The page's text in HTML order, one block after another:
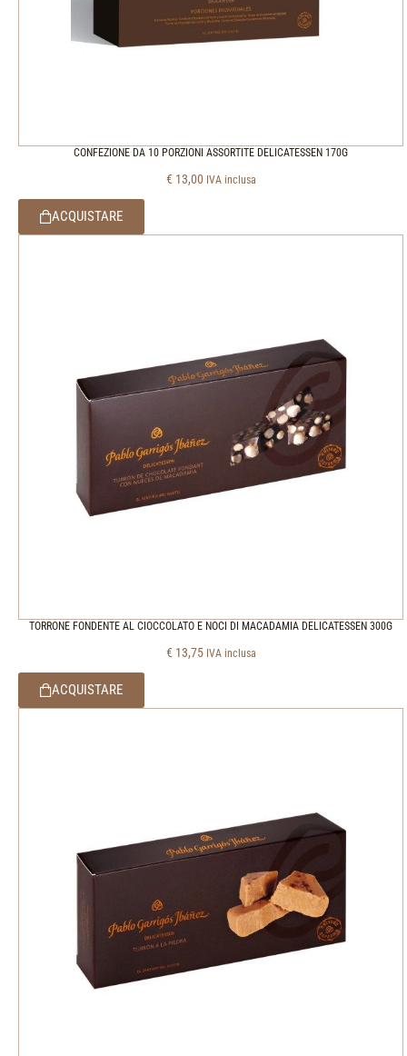
CONFEZIONE DA 10 PORZIONI ASSORTITE DELICATESSEN 170G
€ 13,00 IVA inclusa
ACQUISTARE
TORRONE FONDENTE AL CIOCCOLATO E NOCI DI MACADAMIA DELICATESSEN 300G
€ 13,75 IVA inclusa
ACQUISTARE